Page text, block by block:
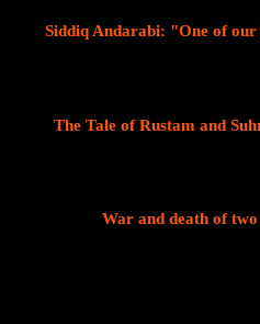
Siddiq Andarabi: "One of our
The Tale of Rustam and
War and death of